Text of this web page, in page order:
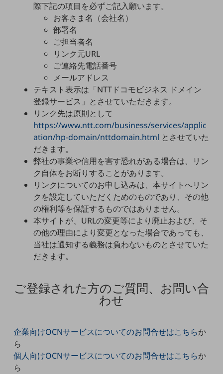
顧客体験（CX）改善
自動化・省電化
業種・業態で探す
業種・業態で探すTOP
医療・介護
モビリティ
製造・建設業
キーワードで探す
モバイルTOP
法人向けスマホ・携帯に関する、
おすすめの機種、料金やサービスをご紹介
データ通信製品
ドコモケータイ
際下記の項目を必ずご記入願います。
お客さま名（会社名）
部署名
ご担当者名
リンク元URL
ご連絡先電話番号
メールアドレス
テキスト表示は「NTTドコモビジネス ドメイン
登録サービス」とさせていただきます。
リンク先は原則として
https://www.ntt.com/business/services/applic
ation/hp-domain/nttdomain.html とさせていた
だきます。
弊社の事業や信用を害す恐れがある場合は、リン
ク自体をお断りすることがあります。
リンクについてのお申し込みは、本サイトへリン
クを設定していただくためのものであり、その他
の権利等を保証するものではありません。
本サイトが、URLの変更等により廃止および、そ
の他の理由により変更となった場合であっても、
当社は通知する義務は負わないものとさせていた
だきます。
ご登録された方のご質問、お問い合
わせ
企業向けOCNサービスについてのお問合せはこちらか
ら
個人向けOCNサービスについてのお問合せはこちらか
ら